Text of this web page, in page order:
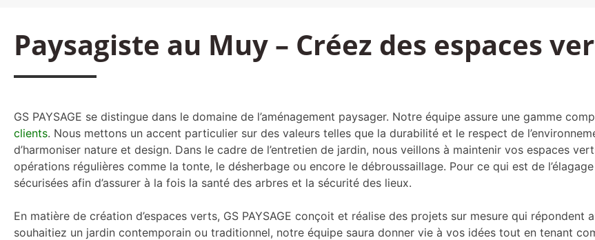
Paysagiste au Muy – Créez des espaces
GS PAYSAGE se distingue dans le domaine de l’aménagement paysager. Notre équipe assure une gamme
clients. Nous mettons un accent particulier sur des valeurs telles que la durabilité et le respect de
d’harmoniser nature et design. Dans le cadre de l’entretien de jardin, nous veillons à maintenir vos espaces
opérations régulières comme la tonte, le désherbage ou encore le débroussaillage. Pour ce qui est de
sécurisées afin d’assurer à la fois la santé des arbres et la sécurité des lieux.
En matière de création d’espaces verts, GS PAYSAGE conçoit et réalise des projets sur mesure qui
souhaitiez un jardin contemporain ou traditionnel, notre équipe saura donner vie à vos idées tout en tenant